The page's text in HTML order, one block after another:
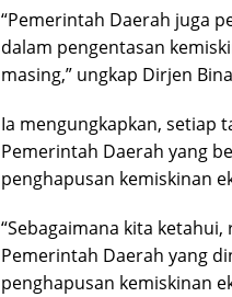
“Pemerintah Daerah juga
dalam pengentasan
masing,” ungkap Dirjen
Ia mengungkapkan, setiap
Pemerintah Daerah yang
penghapusan kemiskinan
“Sebagaimana kita
Pemerintah Daerah yang
penghapusan kemiskinan